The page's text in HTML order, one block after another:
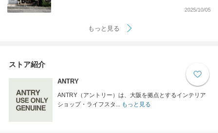
2025/10/05
もっと見る
ストア紹介
ANTRY
ANTRY（アントリー）は、大阪を拠点とするインテリア
ショップ・ライフスタ...もっと見る